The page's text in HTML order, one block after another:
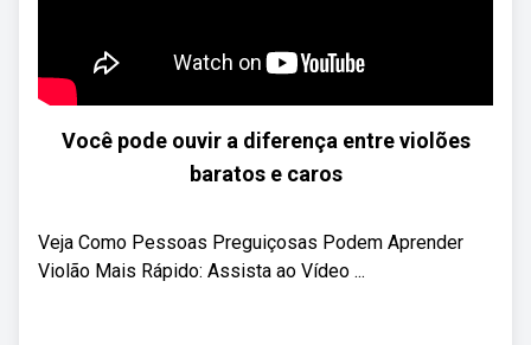
Você pode ouvir a diferença entre violões
baratos e caros
Veja Como Pessoas Preguiçosas Podem Aprender
Violão Mais Rápido: Assista ao Vídeo ...